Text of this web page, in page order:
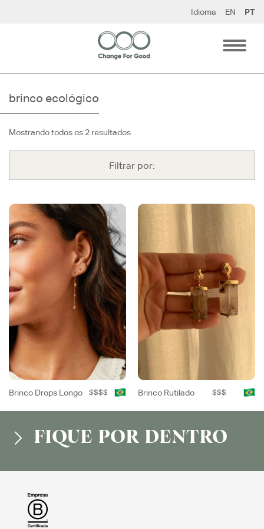
Idioma EN PT
brinco ecológico
Mostrando todos os 2 resultados
Filtrar por:
Brinco Drops Longo $$$$ Brinco Rutilado $$$
FIQUE POR DENTRO